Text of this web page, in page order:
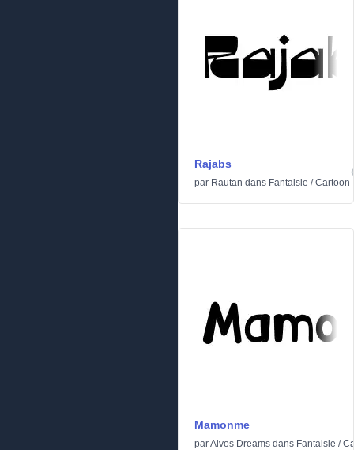
Rajabs
par Rautan dans Fantaisie /Cartoon
Mamonme
parAivos Dreams dans Fantaisie /